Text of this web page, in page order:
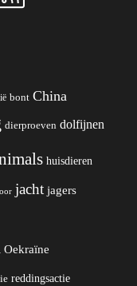
bont China
dierproeven dolfijnen
huisdieren
jacht jagers
Oekraïne
reddingsactie